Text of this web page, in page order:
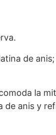
de
la
anis y